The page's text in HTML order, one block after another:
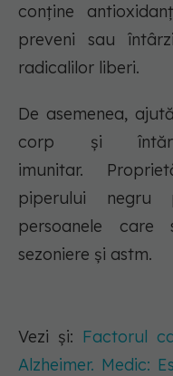
conține
preveni sau
radicalilor liberi.
De asemenea,
corp și
imunitar.
piperului
persoanele
sezoniere și astm.
Vezi și: Factorul
Alzheimer. Medic: